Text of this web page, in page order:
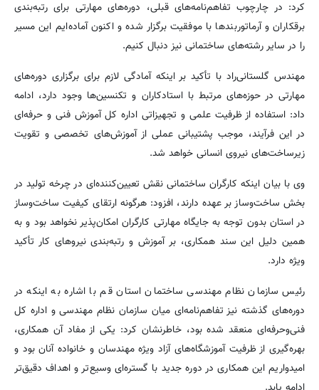
کرد: در چارچوب تفاهم‌نامه‌های قبلی، دوره‌های مهارتی برای رتبه‌بندی
برقکاران و آرماتوربندها با موفقیت برگزار شده و اکنون آماده‌ایم این مسیر
را در سایر رشته‌های ساختمانی نیز دنبال کنیم.
مهندس گلستانی‌راد با تأکید بر اینکه آمادگی لازم برای برگزاری دوره‌های
مهارتی در حوزه‌های مرتبط با استادکاران و تکنسین‌ها وجود دارد، ادامه
داد: استفاده از ظرفیت علمی و تجهیزاتی اداره کل آموزش فنی و حرفه‌ای
در این فرآیند، موجب پشتیبانی عملی از آموزش‌های تخصصی و تقویت
زیرساخت‌های نیروی انسانی خواهد شد.
وی با بیان اینکه کارگران ساختمانی نقش تعیین‌کننده‌ای در چرخه تولید در
بخش ساخت‌وساز بر عهده دارند، افزود: هرگونه ارتقای کیفیت ساخت‌وساز
در استان بدون توجه به جایگاه مهارتی کارگران امکان‌پذیر نخواهد بود و به
همین دلیل این سند همکاری، بر آموزش و رتبه‌بندی نیروهای کار تأکید
ویژه دارد.
رئیس سازمان نظام مهندسی ساختمان استان قم با اشاره به اینکه در
دوره‌های گذشته نیز تفاهم‌نامه‌ای میان سازمان نظام مهندسی و اداره کل
فنی‌وحرفه‌ای منعقد شده بود، خاطرنشان کرد: یکی از مفاد آن همکاری،
بهره‌گیری از ظرفیت آموزشگاه‌های آزاد ویژه مهندسان و خانواده آنان بود و
امیدواریم این همکاری در دوره جدید با گستره‌ای وسیع‌تر و اهداف دقیق‌تر